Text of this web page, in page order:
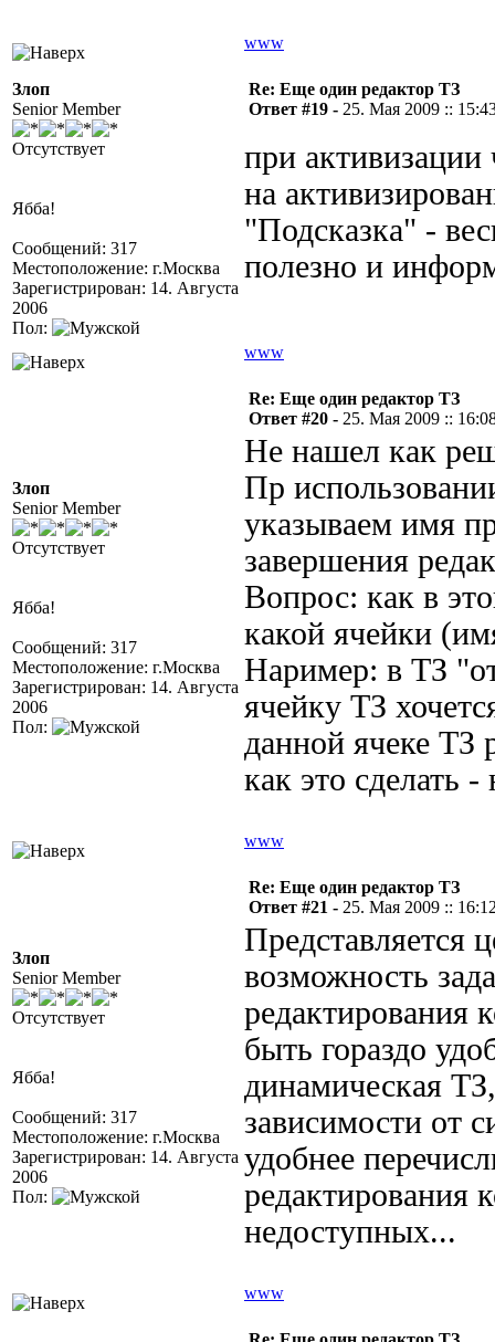
www
Злоп
Senior Member
Отсутствует
Ябба!
Сообщений: 317
Местоположение: г.Москва
Зарегистрирован: 14. Августа
2006
Пол:
Re: Еще один редактор ТЗ
Ответ #19 - 25. Мая 2009 ::
при
на
"Подсказка" -
полезно и
www
Злоп
Senior Member
Отсутствует
Ябба!
Сообщений: 317
Местоположение: г.Москва
Зарегистрирован: 14. Августа
2006
Пол:
Re: Еще один редактор ТЗ
Ответ #20 - 25. Мая 2009 ::
Не нашел как
Пр
указываем имя
завершения
Вопрос: как в
какой ячейки
Наример: в ТЗ
ячейку ТЗ
данной ячеке ТЗ
как это сделать
www
Злоп
Senior Member
Отсутствует
Ябба!
Сообщений: 317
Местоположение: г.Москва
Зарегистрирован: 14. Августа
2006
Пол:
Re: Еще один редактор ТЗ
Ответ #21 - 25. Мая 2009 ::
Представляется
возможность
редактирования
быть гораздо
динамическая
зависимости от
удобнее
редактирования
недоступных...
www